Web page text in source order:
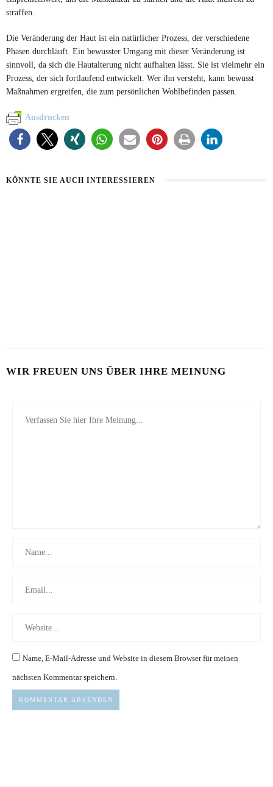
straffen.
Die Veränderung der Haut ist ein natürlicher Prozess, der verschiedene
Phasen durchläuft. Ein bewusster Umgang mit dieser Veränderung ist
sinnvoll, da sich die Hautalterung nicht aufhalten lässt. Sie ist vielmehr ein
Prozess, der sich fortlaufend entwickelt. Wer ihn versteht, kann bewusst
Maßnahmen ergreifen, die zum persönlichen Wohlbefinden passen.
Ausdrucken
KÖNNTE SIE AUCH INTERESSIEREN
WIR FREUEN UNS ÜBER IHRE MEINUNG
Name, E-Mail-Adresse und Website in diesem Browser für meinen
nächsten Kommentar speichern.